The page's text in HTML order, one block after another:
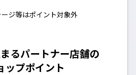
ジ等はポイント対象外
るパートナー店舗の
ップポイント